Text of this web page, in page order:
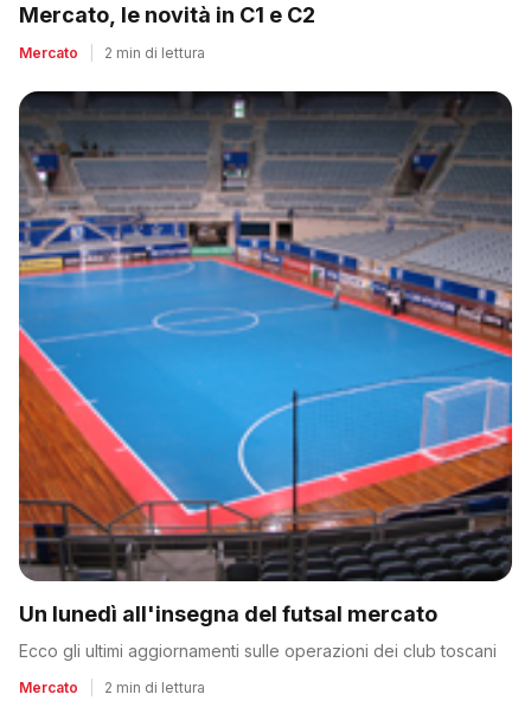
Mercato, le novità in C1 e C2
Mercato 2 min di lettura
Un lunedì all'insegna del futsal mercato
Ecco gli ultimi aggiornamenti sulle operazioni dei club toscani
Mercato 2 min di lettura